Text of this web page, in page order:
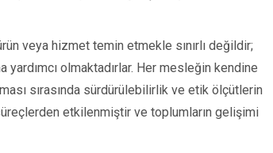
veya hizmet temin etmekle sınırlı değildir;
yardımcı olmaktadırlar. Her mesleğin kendine
sırasında sürdürülebilirlik ve etik ölçütlerin
etkilenmiştir ve toplumların gelişimi